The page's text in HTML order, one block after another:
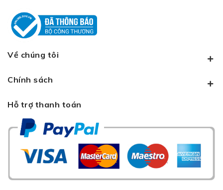
Về chúng tôi
Chính sách
Hỗ trợ thanh toán